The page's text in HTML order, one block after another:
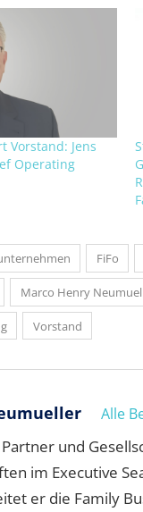
Vorstand: Jens
Operating
FiFo
Marco Henry
Vorstand
Alle
und
im Executive
er die Family